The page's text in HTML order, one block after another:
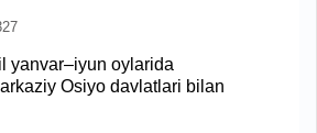
yanvar–iyun oylarida
Osiyo davlatlari bilan